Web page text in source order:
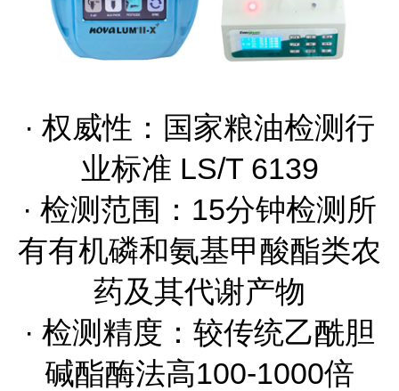
· 权威性：国家粮油检测行
业标准 LS/T 6139
· 检测范围：15分钟检测所
有有机磷和氨基甲酸酯类农
药及其代谢产物
· 检测精度：较传统乙酰胆
碱酯酶法高100-1000倍